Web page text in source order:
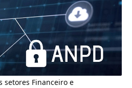
setores Financeiro e